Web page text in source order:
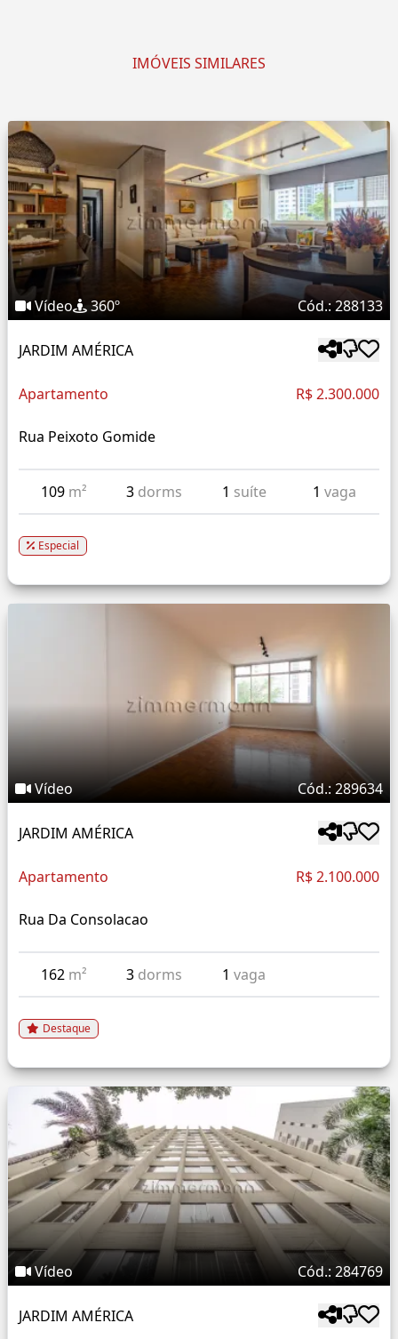
IMÓVEIS SIMILARES
Vídeo 360º Cód.: 288133
JARDIM AMÉRICA
Apartamento R$ 2.300.000
Rua Peixoto Gomide
109 m² 3 dorms 1 suíte 1 vaga
Especial
Vídeo Cód.: 289634
JARDIM AMÉRICA
Apartamento R$ 2.100.000
Rua Da Consolacao
162 m² 3 dorms 1vaga
Destaque
Vídeo Cód.: 284769
JARDIM AMÉRICA